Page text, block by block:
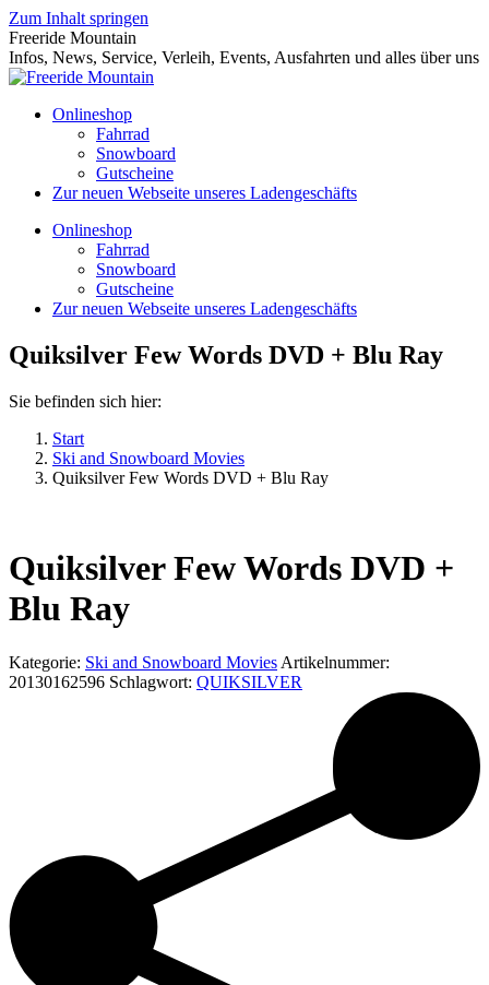
Zum Inhalt springen
Freeride Mountain
Infos, News, Service, Verleih, Events, Ausfahrten und alles über uns
Onlineshop
Fahrrad
Snowboard
Gutscheine
Zur neuen Webseite unseres Ladengeschäfts
Onlineshop
Fahrrad
Snowboard
Gutscheine
Zur neuen Webseite unseres Ladengeschäfts
Quiksilver Few Words DVD + Blu Ray
Sie befinden sich hier:
Start
Ski and Snowboard Movies
Quiksilver Few Words DVD + Blu Ray
Quiksilver Few Words DVD +
Blu Ray
Kategorie: Ski and Snowboard Movies Artikelnummer:
20130162596 Schlagwort: QUIKSILVER